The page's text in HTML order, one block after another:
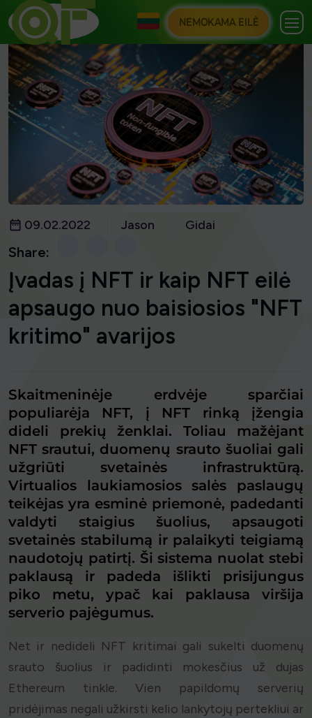
NEMOKAMA EILĖ
09.02.2022 Jason Gidai
Share:
Įvadas į NFT ir kaip NFT eilė
apsaugo nuo baisiosios "NFT
kritimo" avarijos
Skaitmeninėje erdvėje sparčiai
populiarėja NFT, į NFT rinką įžengia
dideli prekių ženklai. Toliau mažėjant
NFT srautui, duomenų srauto šuoliai gali
užgriūti svetainės infrastruktūrą.
Virtualios laukiamosios salės paslaugų
teikėjas yra esminė priemonė, padedanti
valdyti staigius šuolius, apsaugoti
svetainės stabilumą ir palaikyti teigiamą
naudotojų patirtį. Ši sistema nuolat stebi
paklausą ir padeda išlikti prisijungus
piko metu, ypač kai paklausa viršija
serverio pajėgumus.
Net ir nedideli NFT kritimai gali sukelti duomenų
srauto šuolius ir padidinti mokesčius už dujas
Ethereum tinkle. Vien papildomų serverių
pridėjimas negali užkirsti kelio lankytojų pertekliui ar